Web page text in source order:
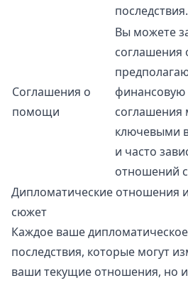
последствия.
Соглашения о
помощи
Вы можете
финансовую
соглашения
ключевыми
и часто
отношений
Дипломатические отношения
сюжет
Каждое ваше
последствия, которые могут
ваши текущие отношения, но